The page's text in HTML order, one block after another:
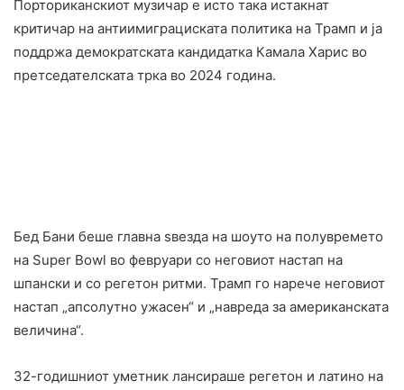
Порториканскиот музичар е исто така истакнат
критичар на антиимиграциската политика на Трамп и ја
поддржа демократската кандидатка Камала Харис во
претседателската трка во 2024 година.
Бед Бани беше главна ѕвезда на шоуто на полувремето
на Super Bowl во февруари со неговиот настап на
шпански и со регетон ритми. Трамп го нарече неговиот
настап „апсолутно ужасен“ и „навреда за американската
величина“.
32-годишниот уметник лансираше регетон и латино на